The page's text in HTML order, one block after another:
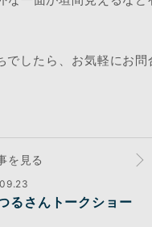
したら、お気軽にお問
を見る
るさんトークショー